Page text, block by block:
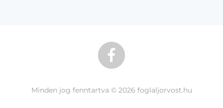
Minden jog fenntartva © 2026 foglaljorvost.hu